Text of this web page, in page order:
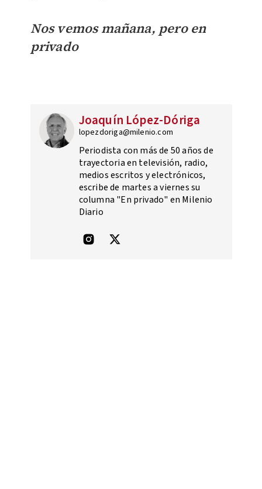
Nos vemos mañana, pero en
privado
Joaquín López-Dóriga
lopezdoriga@milenio.com
Periodista con más de 50 años de
trayectoria en televisión, radio,
medios escritos y electrónicos,
escribe de martes a viernes su
columna "En privado" en Milenio
Diario